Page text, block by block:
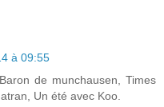
à 09:55
de munchausen, Times
Un été avec Koo.